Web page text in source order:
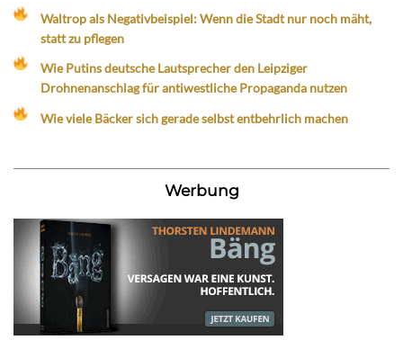
Waltrop als Negativbeispiel: Wenn die Stadt nur noch mäht,
statt zu pflegen
Wie Putins deutsche Lautsprecher den Leipziger
Drohnenanschlag für antiwestliche Propaganda nutzen
Wie viele Bäcker sich gerade selbst entbehrlich machen
Werbung